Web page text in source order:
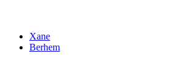
Xane
Berhem